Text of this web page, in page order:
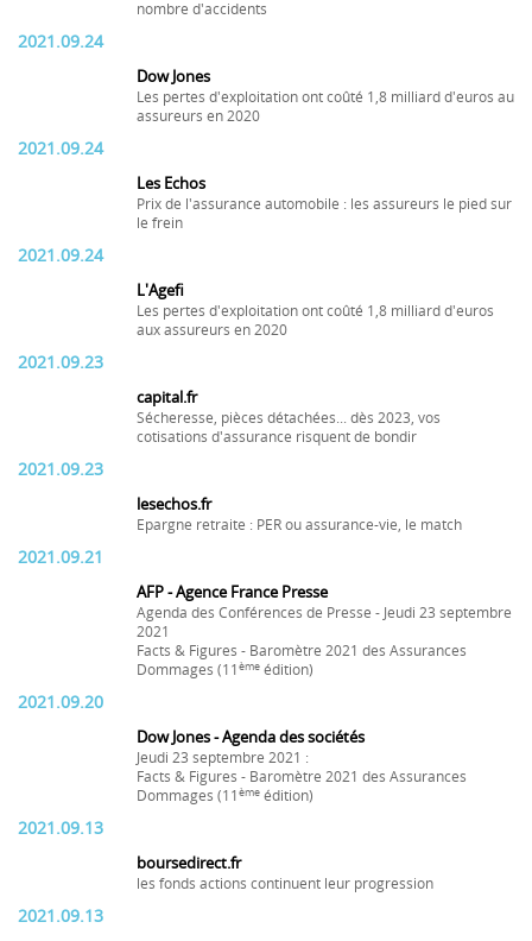
nombre d'accidents
2021.09.24
Dow Jones
Les pertes d'exploitation ont coûté 1,8 milliard d'euros au
assureurs en 2020
2021.09.24
Les Echos
Prix de l'assurance automobile : les assureurs le pied sur
le frein
2021.09.24
L'Agefi
Les pertes d'exploitation ont coûté 1,8 milliard d'euros
aux assureurs en 2020
2021.09.23
capital.fr
Sécheresse, pièces détachées... dès 2023, vos
cotisations d'assurance risquent de bondir
2021.09.23
lesechos.fr
Epargne retraite : PER ou assurance-vie, le match
2021.09.21
AFP - Agence France Presse
Agenda des Conférences de Presse - Jeudi 23 septembre
2021
Facts & Figures - Baromètre 2021 des Assurances
Dommages (11 ème édition)
2021.09.20
Dow Jones - Agenda des sociétés
Jeudi 23 septembre 2021 :
Facts & Figures - Baromètre 2021 des Assurances
Dommages (11 ème édition)
2021.09.13
boursedirect.fr
les fonds actions continuent leur progression
2021.09.13